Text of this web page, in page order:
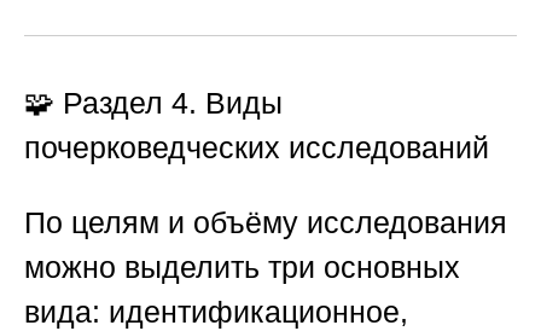
🧩 Раздел 4. Виды
почерковедческих исследований
По целям и объёму исследования
можно выделить три основных
вида: идентификационное,